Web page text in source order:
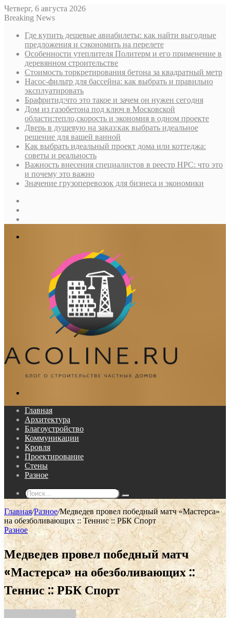
Четверг, 6 августа 2026
Breaking News
Где купить дешевые авиабилеты: как найти выгодные
предложения и сэкономить на перелете
Особенности утеплителя Политерм и его применение в
деревянном строительстве
Стоимость торкретирования бетона за квадратный метр
Насос-фильтр для бассейна: как выбрать и правильно
эксплуатировать
Брафритид:что это такое и зачем он нужен сегодня
Дом из газобетона под ключ в Московской
области:тепло,скорость и экономия в одном проекте
Дверь в душевую на заказ:как выбрать идеальное
решение для вашей ванной
Как выбрать идеальный проект дома или коттеджа:
советы и реальность
Важность внесения специалистов в реестр НРС: что это
и почему это важно
Значение грузоперевозок для бизнеса и экономики
Главная
Архитектура
Благоустройство
Коммуникации
Кровля
Проектирование
Стены
Разное
Поиск...
Главная/Разное/Медведев провел победный матч «Мастерса»
на обезболивающих :: Теннис :: РБК Спорт
Разное
Медведев провел победный матч
«Мастерса» на обезболивающих ::
Теннис :: РБК Спорт